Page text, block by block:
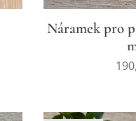
Náramek pro